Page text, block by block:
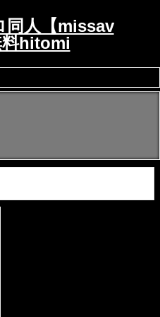
同人【missav
料hitomi